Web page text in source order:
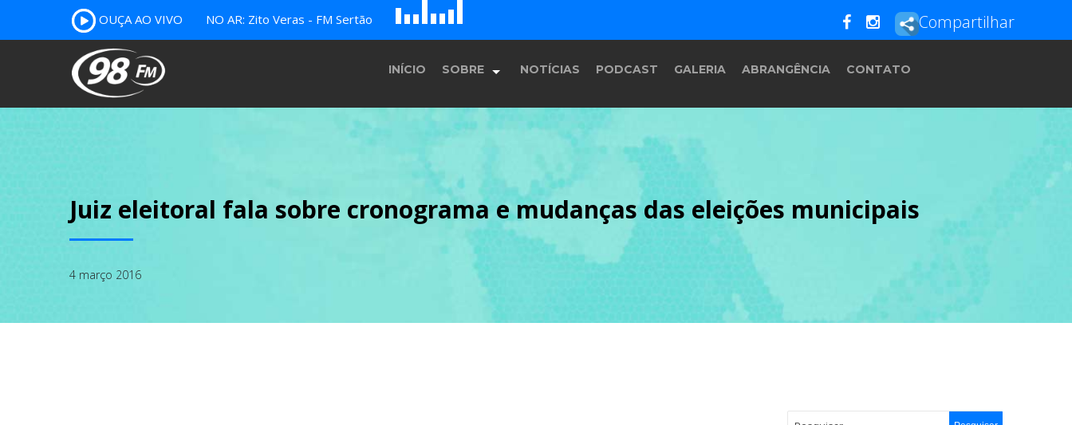
OUÇA AO VIVO NO AR: Zito Veras - FM Sertão B c
E F G Compartilhar
INÍCIO SOBRE
História
Equipe
Programação
NOTÍCIAS PODCAST GALERIA ABRANGÊNCIA CONTATO
Juiz eleitoral fala sobre cronograma e mudanças das eleições municipais
4 março 2016